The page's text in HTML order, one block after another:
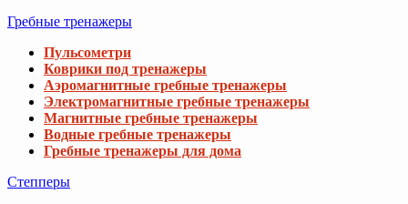
Гребные тренажеры
Пульсометри
Коврики под тренажеры
Аэромагнитные гребные тренажеры
Электромагнитные гребные тренажеры
Магнитные гребные тренажеры
Водные гребные тренажеры
Гребные тренажеры для дома
Степперы